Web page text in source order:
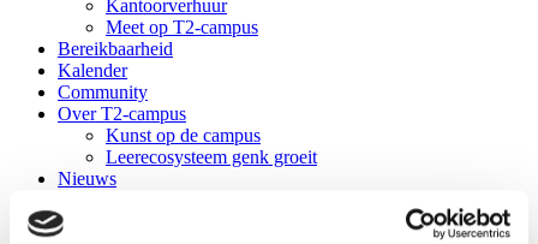
Kantoorverhuur
Meet op T2-campus
Bereikbaarheid
Kalender
Community
Over T2-campus
Kunst op de campus
Leerecosysteem genk groeit
Nieuws